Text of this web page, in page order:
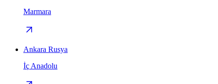
Marmara
Ankara Rusya
İç Anadolu